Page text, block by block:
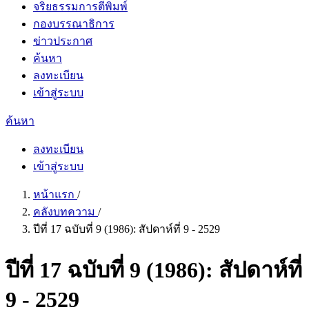
จริยธรรมการตีพิมพ์
กองบรรณาธิการ
ข่าวประกาศ
ค้นหา
ลงทะเบียน
เข้าสู่ระบบ
ค้นหา
ลงทะเบียน
เข้าสู่ระบบ
หน้าแรก /
คลังบทความ /
ปีที่ 17 ฉบับที่ 9 (1986): สัปดาห์ที่ 9 - 2529
ปีที่ 17 ฉบับที่ 9 (1986): สัปดาห์ที่
9 - 2529